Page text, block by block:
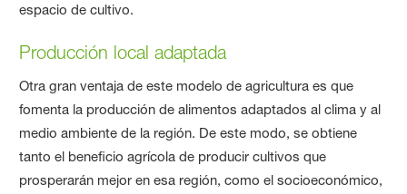
espacio de cultivo.
Producción local adaptada
Otra gran ventaja de este modelo de agricultura es que
fomenta la producción de alimentos adaptados al clima y al
medio ambiente de la región. De este modo, se obtiene
tanto el beneficio agrícola de producir cultivos que
prosperarán mejor en esa región, como el socioeconómico,